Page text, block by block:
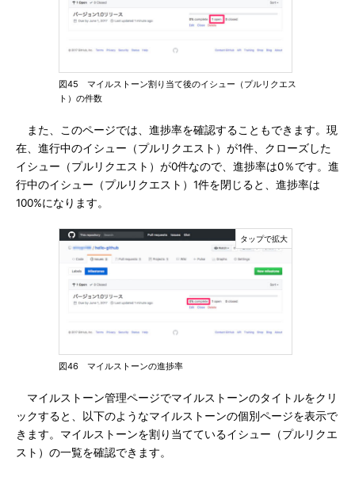
図45 マイルストーン割り当て後のイシュー（プルリクエス
ト）の件数
また、このページでは、進捗率を確認することもできます。現
在、進行中のイシュー（プルリクエスト）が1件、クローズした
イシュー（プルリクエスト）が0件なので、進捗率は0％です。進
行中のイシュー（プルリクエスト）1件を閉じると、進捗率は
100%になります。
図46 マイルストーンの進捗率
マイルストーン管理ページでマイルストーンのタイトルをクリ
ックすると、以下のようなマイルストーンの個別ページを表示で
きます。マイルストーンを割り当てているイシュー（プルリクエ
スト）の一覧を確認できます。